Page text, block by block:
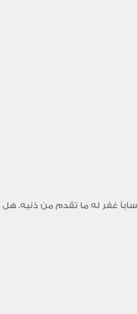
غفر له ما تقدم من ذنبه.